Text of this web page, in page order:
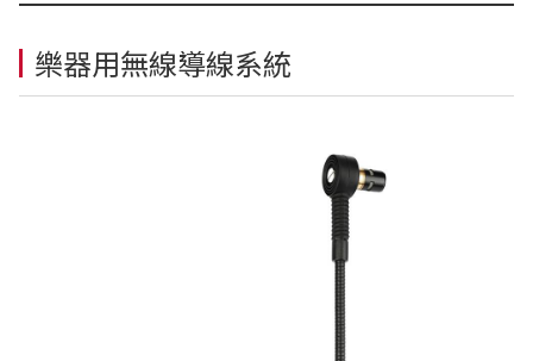
樂器用無線導線系統